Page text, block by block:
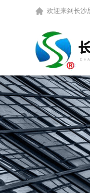
欢迎来到 长沙